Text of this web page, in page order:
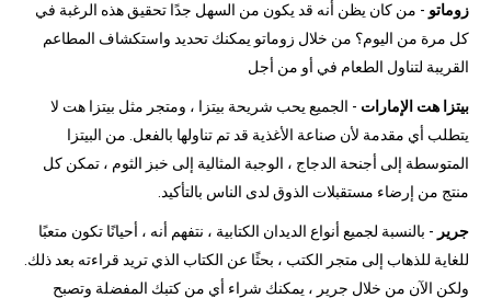
زوماتو - من كان يظن أنه قد يكون من السهل جدًا تحقيق هذه الرغبة في
كل مرة من اليوم؟ من خلال زوماتو يمكنك تحديد واستكشاف المطاعم
القريبة لتناول الطعام في أو من أجل
بيتزا هت الإمارات - الجميع يحب شريحة بيتزا ، ومتجر مثل بيتزا هت لا
يتطلب أي مقدمة لأن صناعة الأغذية قد تم تناولها بالفعل. من البيتزا
المتوسطة إلى أجنحة الدجاج ، الوجبة المثالية إلى خبز الثوم ، تمكن كل
منتج من إرضاء مستقبلات الذوق لدى الناس بالتأكيد.
جرير - بالنسبة لجميع أنواع الديدان الكتابية ، نتفهم أنه ، أحيانًا تكون متعبًا
للغاية للذهاب إلى متجر الكتب ، بحثًا عن الكتاب الذي تريد قراءته بعد ذلك.
ولكن الآن من خلال جرير ، يمكنك شراء أي من كتبك المفضلة وتصبح